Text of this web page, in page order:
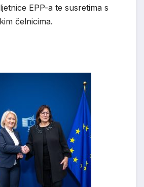
EPP-a te susretima s
čelnicima.